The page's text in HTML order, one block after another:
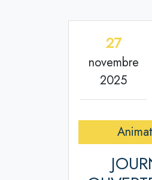
27
novembre
2025